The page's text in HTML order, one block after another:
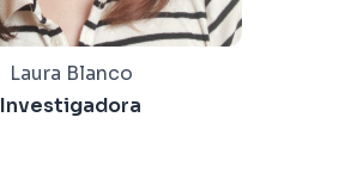
Laura Blanco
Investigadora